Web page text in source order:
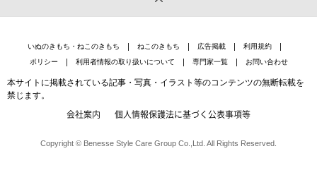
いぬのきもち・ねこのきもち ねこのきもち 広告掲載
利用規約
ポリシー
利用者情報の取り扱いについて 専門家一覧 お問い合わせ
本サイトに掲載されている記事・写真・イラスト等のコンテンツの無断転載を
禁じます。
会社案内 個人情報保護法に基づく公表事項等
Copyright © Benesse Style Care Group Co.,Ltd. All Rights Reserved.